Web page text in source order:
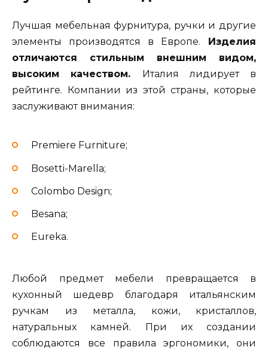
Лучшая мебельная фурнитура, ручки и другие
элементы производятся в Европе. Изделия
отличаются стильным внешним видом,
высоким качеством. Италия лидирует в
рейтинге. Компании из этой страны, которые
заслуживают внимания:
Premiere Furniture;
Bosetti-Marella;
Colombo Design;
Besana;
Eureka.
Любой предмет мебели превращается в
кухонный шедевр благодаря итальянским
ручкам из металла, кожи, кристаллов,
натуральных камней. При их создании
соблюдаются все правила эргономики, они